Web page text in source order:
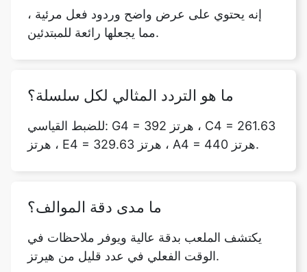
إنه يحتوي على عرض واضح وردود فعل مرئية ،
مما يجعلها رائعة للمبتدئين.
ما هو التردد المثالي لكل سلسلة؟
للضبط القياسي: G4 = 392 هرتز ، C4 = 261.63
هرتز ، E4 = 329.63 هرتز ، A4 = 440 هرتز.
ما مدى دقة الموالف؟
يكتشف الملعب بدقة عالية ويوفر ملاحظات في
الوقت الفعلي في عدد قليل من هيرتز.